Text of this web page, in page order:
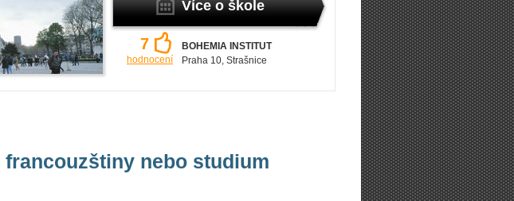
Více o škole
7
hodnocení
BOHEMIA INSTITUT
Praha 10, Strašnice
nebo studium